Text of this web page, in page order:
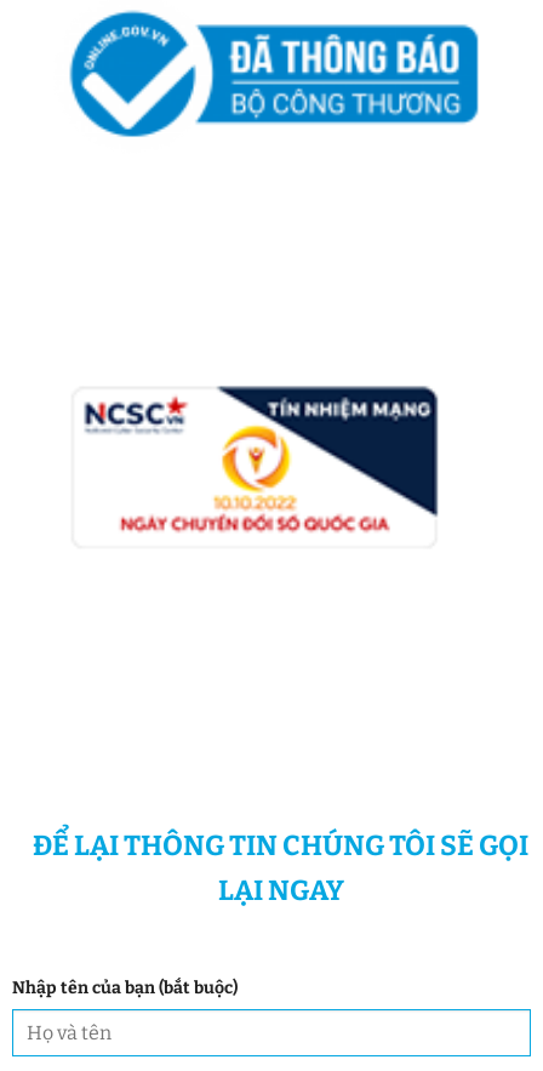
ĐỂ LẠI THÔNG TIN CHÚNG TÔI SẼ GỌI
LẠI NGAY
Nhập tên của bạn (bắt buộc)